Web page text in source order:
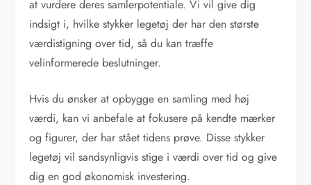
at vurdere deres samlerpotentiale. Vi vil give dig
indsigt i, hvilke stykker legetøj der har den største
værdistigning over tid, så du kan træffe
velinformerede beslutninger.
Hvis du ønsker at opbygge en samling med høj
værdi, kan vi anbefale at fokusere på kendte mærker
og figurer, der har stået tidens prøve. Disse stykker
legetøj vil sandsynligvis stige i værdi over tid og give
dig en god økonomisk investering.